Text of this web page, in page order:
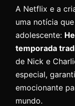
A Netflix e a
uma notícia
adolescente:
temporada
de Nick e
especial,
emocionante
mundo.